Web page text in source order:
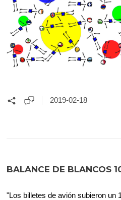
2019-02-18
BALANCE DE BLANCOS
"Los billetes de avión subieron un